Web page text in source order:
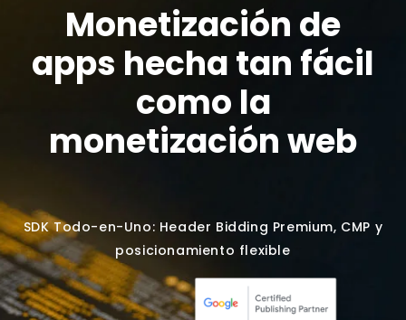
Monetización de
apps hecha tan fácil
como la
monetización web
SDK Todo-en-Uno: Header Bidding Premium, CMP y
posicionamiento flexible